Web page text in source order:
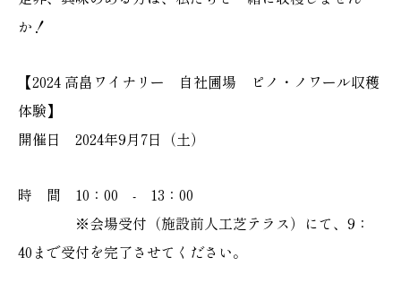
か！
【2024 高畠ワイナリー 自社圃場 ピノ・ノワール収穫
体験】
開催日 2024年9月7日（土）
時 間 10：00 - 13：00
※会場受付（施設前人工芝テラス）にて、9：
40まで受付を完了させてください。